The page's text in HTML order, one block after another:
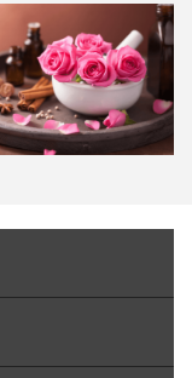
ていますか？
６つにまとめてみ
ッションも紹介し
りません。
の下にタートルネ